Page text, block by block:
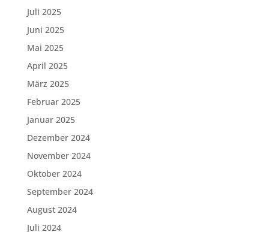
Juli 2025
Juni 2025
Mai 2025
April 2025
März 2025
Februar 2025
Januar 2025
Dezember 2024
November 2024
Oktober 2024
September 2024
August 2024
Juli 2024